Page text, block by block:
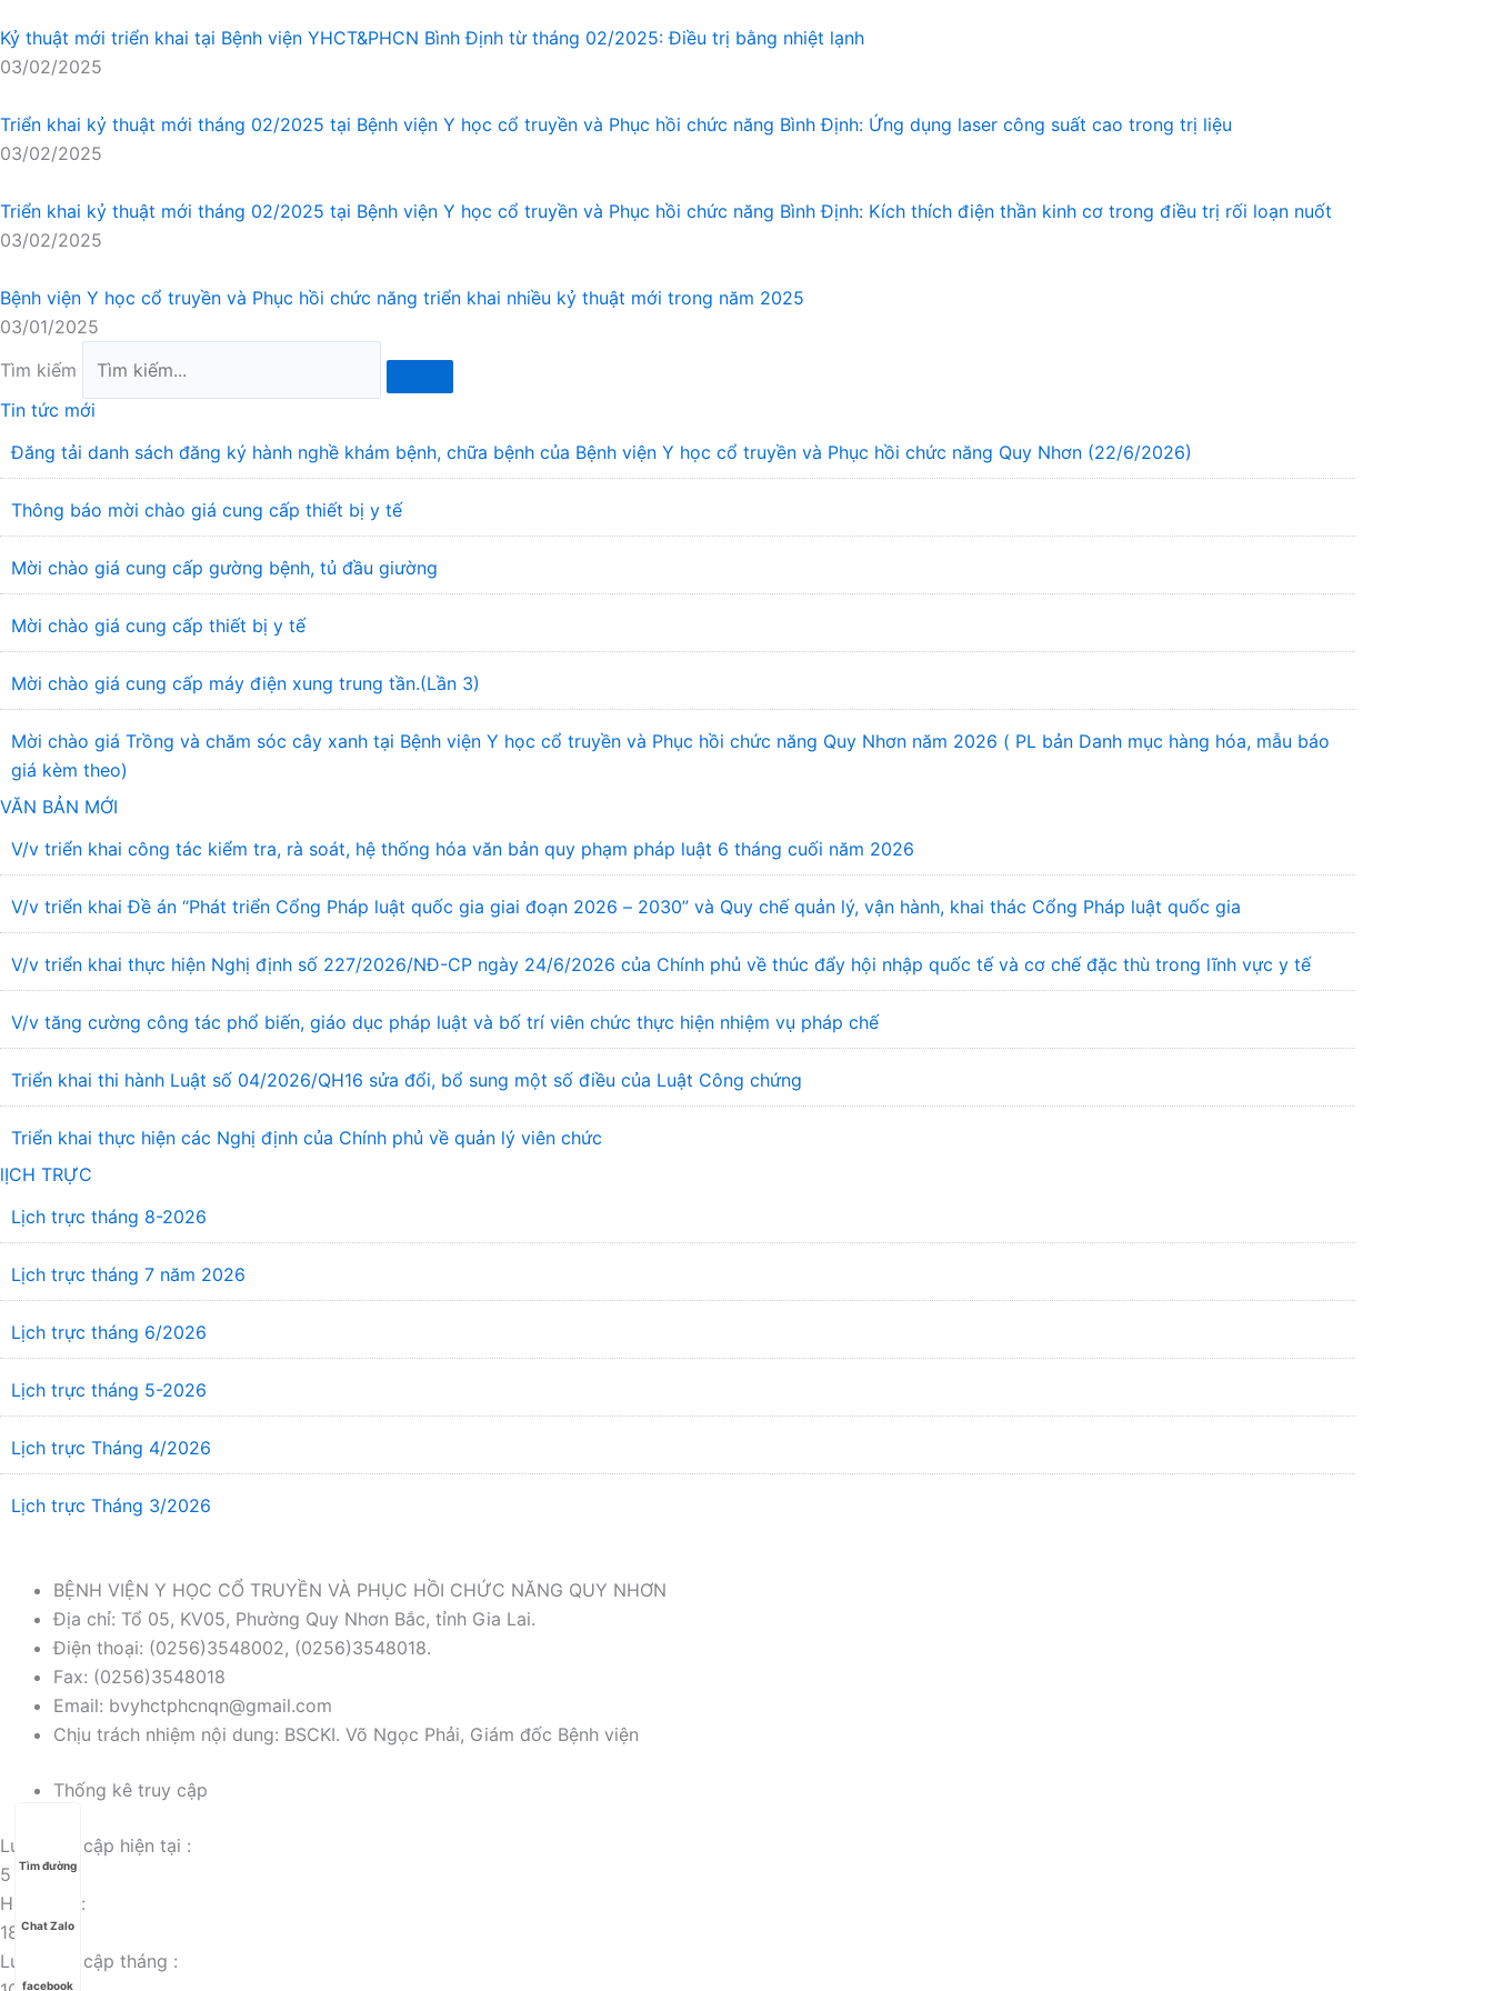
Kỷ thuật mới triển khai tại Bệnh viện YHCT&PHCN Bình Định từ tháng 02/2025: Điều trị bằng nhiệt lạnh
03/02/2025
Triển khai kỷ thuật mới tháng 02/2025 tại Bệnh viện Y học cổ truyền và Phục hồi chức năng Bình Định: Ứng dụng laser công suất cao trong trị liệu
03/02/2025
Triển khai kỷ thuật mới tháng 02/2025 tại Bệnh viện Y học cổ truyền và Phục hồi chức năng Bình Định: Kích thích điện thần kinh cơ trong điều trị rối loạn nuốt
03/02/2025
Bệnh viện Y học cổ truyền và Phục hồi chức năng triển khai nhiều kỷ thuật mới trong năm 2025
03/01/2025
Tìm kiếm
Tin tức mới
Đăng tải danh sách đăng ký hành nghề khám bệnh, chữa bệnh của Bệnh viện Y học cổ truyền và Phục hồi chức năng Quy Nhơn (22/6/2026)
Thông báo mời chào giá cung cấp thiết bị y tế
Mời chào giá cung cấp gường bệnh, tủ đầu giường
Mời chào giá cung cấp thiết bị y tế
Mời chào giá cung cấp máy điện xung trung tần.(Lần 3)
Mời chào giá Trồng và chăm sóc cây xanh tại Bệnh viện Y học cổ truyền và Phục hồi chức năng Quy Nhơn năm 2026 ( PL bản Danh mục hàng hóa, mẫu báo
giá kèm theo)
VĂN BẢN MỚI
V/v triển khai công tác kiểm tra, rà soát, hệ thống hóa văn bản quy phạm pháp luật 6 tháng cuối năm 2026
V/v triển khai Đề án “Phát triển Cổng Pháp luật quốc gia giai đoạn 2026 – 2030” và Quy chế quản lý, vận hành, khai thác Cổng Pháp luật quốc gia
V/v triển khai thực hiện Nghị định số 227/2026/NĐ-CP ngày 24/6/2026 của Chính phủ về thúc đẩy hội nhập quốc tế và cơ chế đặc thù trong lĩnh vực y tế
V/v tăng cường công tác phổ biến, giáo dục pháp luật và bố trí viên chức thực hiện nhiệm vụ pháp chế
Triển khai thi hành Luật số 04/2026/QH16 sửa đổi, bổ sung một số điều của Luật Công chứng
Triển khai thực hiện các Nghị định của Chính phủ về quản lý viên chức
lỊCH TRỰC
Lịch trực tháng 8-2026
Lịch trực tháng 7 năm 2026
Lịch trực tháng 6/2026
Lịch trực tháng 5-2026
Lịch trực Tháng 4/2026
Lịch trực Tháng 3/2026
BỆNH VIỆN Y HỌC CỔ TRUYỀN VÀ PHỤC HỒI CHỨC NĂNG QUY NHƠN
Địa chỉ: Tổ 05, KV05, Phường Quy Nhơn Bắc, tỉnh Gia Lai.
Điện thoại: (0256)3548002, (0256)3548018.
Fax: (0256)3548018
Email: bvyhctphcnqn@gmail.com
Chịu trách nhiệm nội dung: BSCKI. Võ Ngọc Phải, Giám đốc Bệnh viện
Tìm đường
Chat Zalo
facebook
Thống kê truy cập
Lượt truy cập hiện tại :
5
Hôm nay :
18
Lượt truy cập tháng :